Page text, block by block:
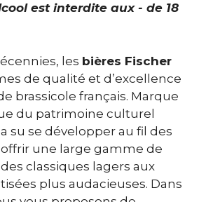
est interdite aux - de 18
les bières Fischer
de qualité et d’excellence
brassicole français. Marque
du patrimoine culturel
su se développer au fil des
une large gamme de
classiques lagers aux
plus audacieuses. Dans